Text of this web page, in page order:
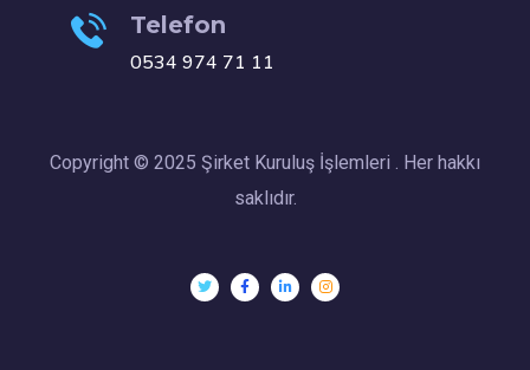
Telefon
0534 974 71 11
Copyright © 2025 Şirket Kuruluş İşlemleri . Her hakkı
saklıdır.